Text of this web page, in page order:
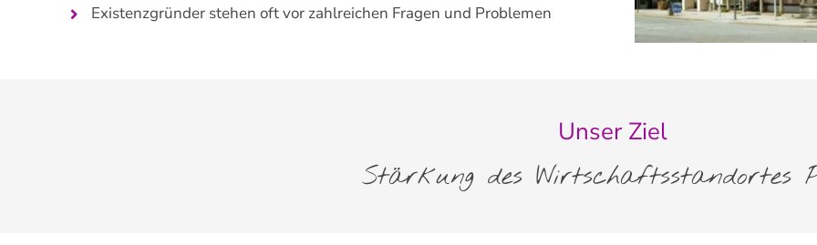
Existenzgründer stehen oft vor zahlreichen Fragen und Problemen
Unser Ziel
Stärkung des Wirtschaftsstandortes